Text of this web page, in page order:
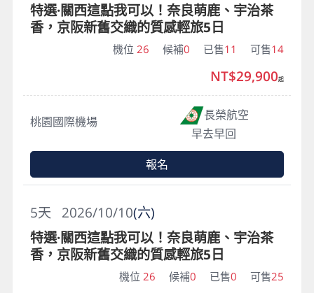
特選·關西這點我可以！奈良萌鹿、宇治茶
香，京阪新舊交織的質感輕旅5日
機位 26 候補0 已售11 可售14
桃園國際機場
長榮航空
早去早回
NT$29,900起
報名
2026/10/10(六)
5天
特選·關西這點我可以！奈良萌鹿、宇治茶
香，京阪新舊交織的質感輕旅5日
機位 26 候補0 已售0 可售25